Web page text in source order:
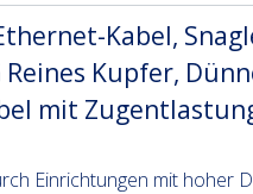
Kabel,
Reines Kupfer,
mit
Einrichtungen mit hoher